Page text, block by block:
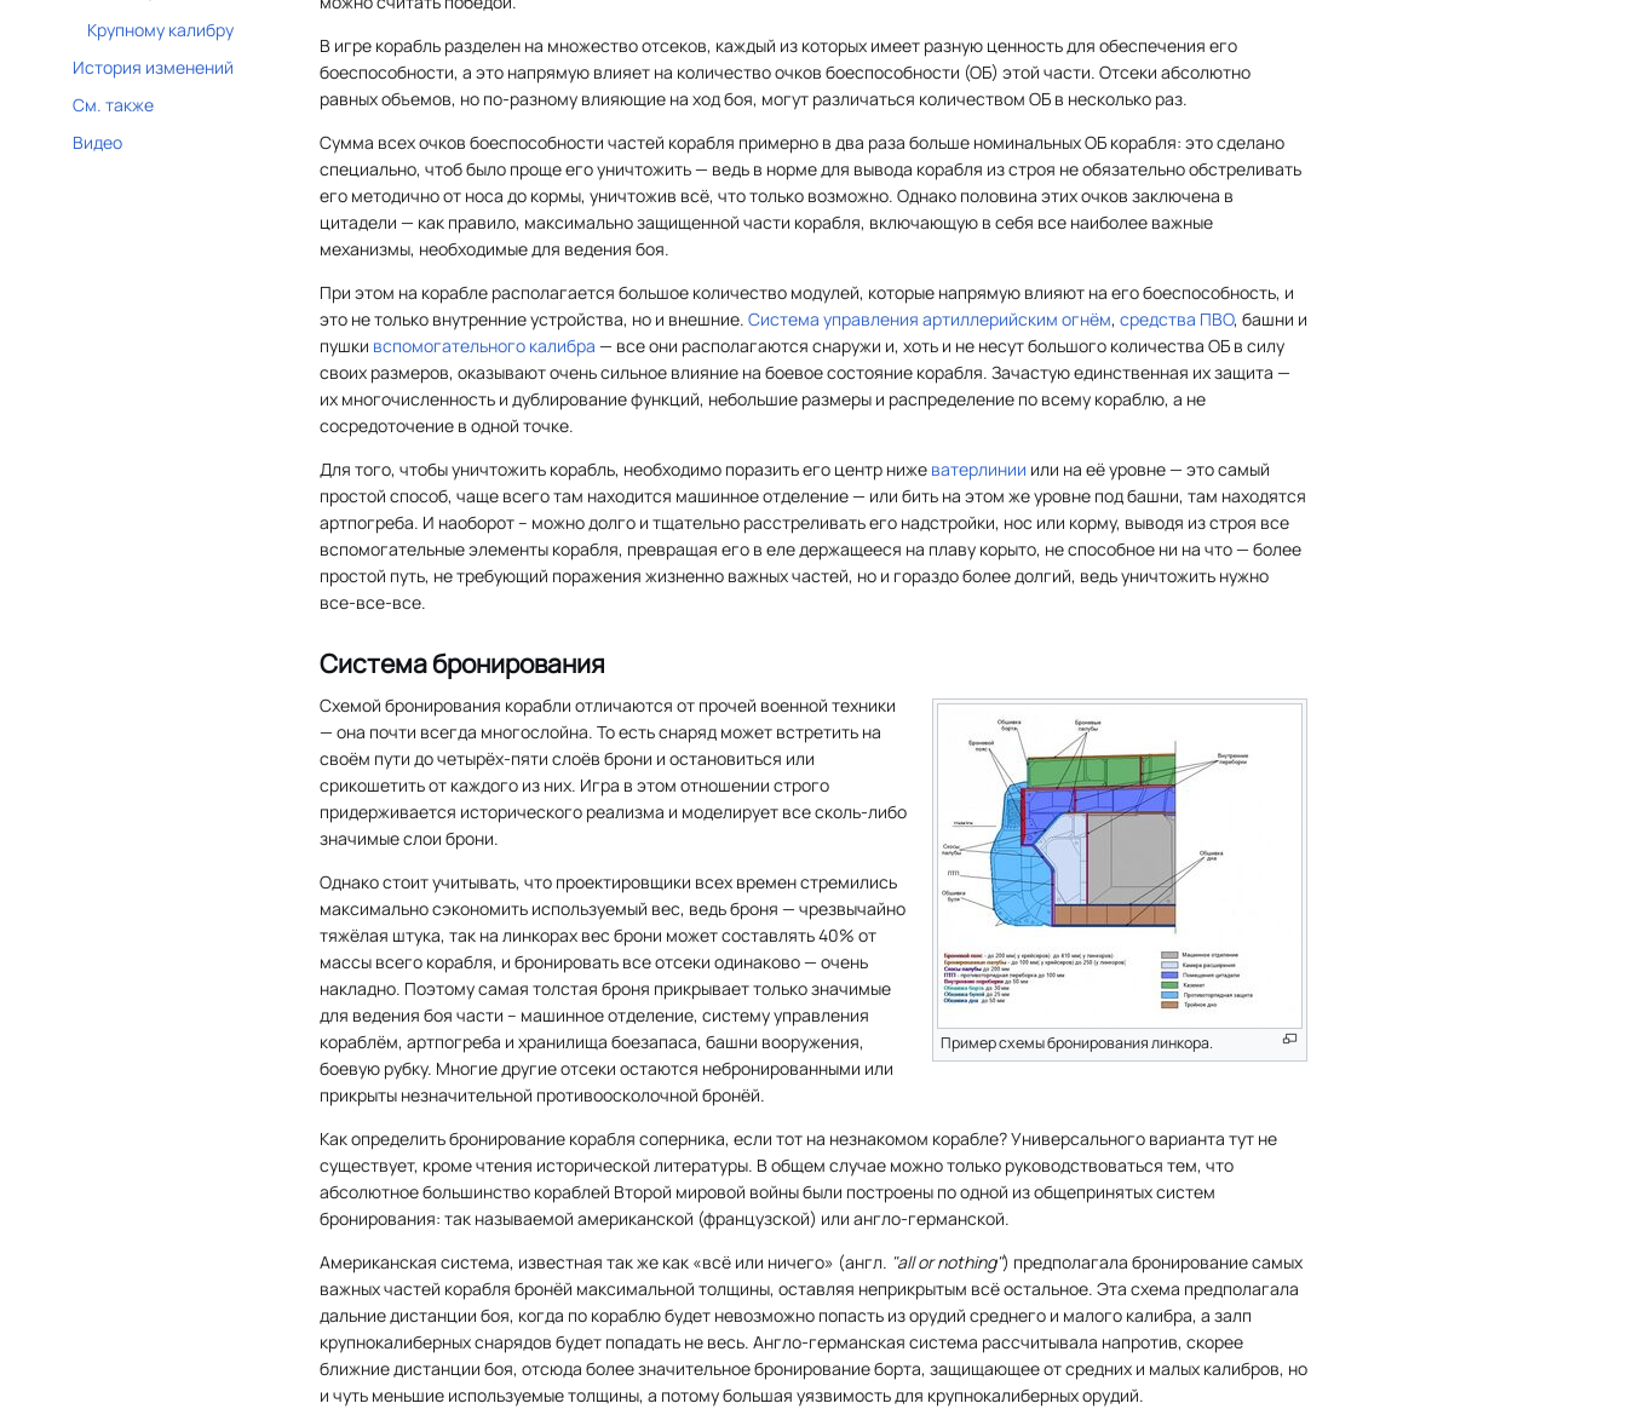
Крупному калибру
История изменений
См. также
Видео
В игре корабль разделен на множество отсеков, каждый из которых имеет разную ценность для обеспечения его
боеспособности, а это напрямую влияет на количество очков боеспособности (ОБ) этой части. Отсеки абсолютно
равных объемов, но по-разному влияющие на ход боя, могут различаться количеством ОБ в несколько раз.
Сумма всех очков боеспособности частей корабля примерно в два раза больше номинальных ОБ корабля: это сделано
специально, чтоб было проще его уничтожить — ведь в норме для вывода корабля из строя не обязательно обстреливать
его методично от носа до кормы, уничтожив всё, что только возможно. Однако половина этих очков заключена в
цитадели — как правило, максимально защищенной части корабля, включающую в себя все наиболее важные
механизмы, необходимые для ведения боя.
При этом на корабле располагается большое количество модулей, которые напрямую влияют на его боеспособность, и
это не только внутренние устройства, но и внешние. Система управления артиллерийским огнём, средства ПВО, башни и
пушки вспомогательного калибра — все они располагаются снаружи и, хоть и не несут большого количества ОБ в силу
своих размеров, оказывают очень сильное влияние на боевое состояние корабля. Зачастую единственная их защита —
их многочисленность и дублирование функций, небольшие размеры и распределение по всему кораблю, а не
сосредоточение в одной точке.
Для того, чтобы уничтожить корабль, необходимо поразить его центр ниже ватерлинии или на её уровне — это самый
простой способ, чаще всего там находится машинное отделение — или бить на этом же уровне под башни, там находятся
артпогреба. И наоборот – можно долго и тщательно расстреливать его надстройки, нос или корму, выводя из строя все
вспомогательные элементы корабля, превращая его в еле держащееся на плаву корыто, не способное ни на что — более
простой путь, не требующий поражения жизненно важных частей, но и гораздо более долгий, ведь уничтожить нужно
все-все-все.
Система бронирования
Пример схемы бронирования линкора.
Схемой бронирования корабли отличаются от прочей военной техники
— она почти всегда многослойна. То есть снаряд может встретить на
своём пути до четырёх-пяти слоёв брони и остановиться или
срикошетить от каждого из них. Игра в этом отношении строго
придерживается исторического реализма и моделирует все сколь-либо
значимые слои брони.
Однако стоит учитывать, что проектировщики всех времен стремились
максимально сэкономить используемый вес, ведь броня — чрезвычайно
тяжёлая штука, так на линкорах вес брони может составлять 40% от
массы всего корабля, и бронировать все отсеки одинаково — очень
накладно. Поэтому самая толстая броня прикрывает только значимые
для ведения боя части – машинное отделение, систему управления
кораблём, артпогреба и хранилища боезапаса, башни вооружения,
боевую рубку. Многие другие отсеки остаются небронированными или
прикрыты незначительной противоосколочной бронёй.
Как определить бронирование корабля соперника, если тот на незнакомом корабле? Универсального варианта тут не
существует, кроме чтения исторической литературы. В общем случае можно только руководствоваться тем, что
абсолютное большинство кораблей Второй мировой войны были построены по одной из общепринятых систем
бронирования: так называемой американской (французской) или англо-германской.
Американская система, известная так же как «всё или ничего» (англ. "all or nothing") предполагала бронирование самых
важных частей корабля бронёй максимальной толщины, оставляя неприкрытым всё остальное. Эта схема предполагала
дальние дистанции боя, когда по кораблю будет невозможно попасть из орудий среднего и малого калибра, а залп
крупнокалиберных снарядов будет попадать не весь. Англо-германская система рассчитывала напротив, скорее
ближние дистанции боя, отсюда более значительное бронирование борта, защищающее от средних и малых калибров, но
и чуть меньшие используемые толщины, а потому большая уязвимость для крупнокалиберных орудий.